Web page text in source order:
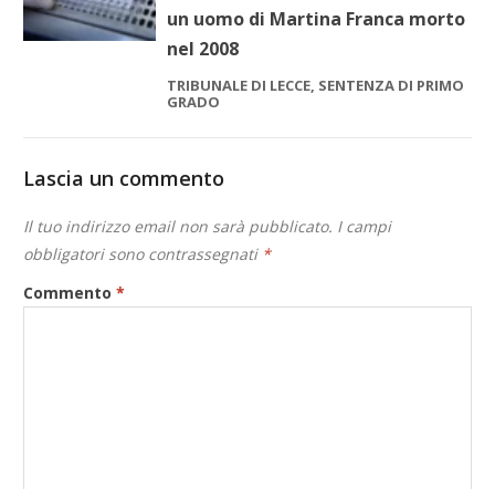
un uomo di Martina Franca morto
nel 2008
TRIBUNALE DI LECCE, SENTENZA DI PRIMO
GRADO
Lascia un commento
Il tuo indirizzo email non sarà pubblicato. I campi
obbligatori sono contrassegnati *
Commento*